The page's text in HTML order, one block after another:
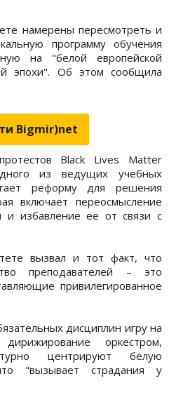
намерены пересмотреть и
программу обучения
на "белой европейской
эпохи". Об этом сообщила
Bigmir)net
Black Lives Matter
из ведущих учебных
реформу для решения
включает переосмысление
и избавление ее от связи с
вызвал и тот факт, что
преподавателей – это
привилегированное
дисциплин игру на
оркестром,
центрируют белую
"вызывает страдания у